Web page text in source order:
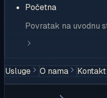
Početna
Povratak na uvodnu
Usluge O nama Kontakt